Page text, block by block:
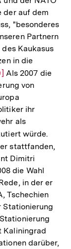
der auf dem
"besonderes
Partnern
Kaukasus
in die
Als 2007 die
von
ihr
als
würde.
stattfanden,
Dimitri
die Wahl
in der er
Tschechien
Stationierung
Kaliningrad
darüber,